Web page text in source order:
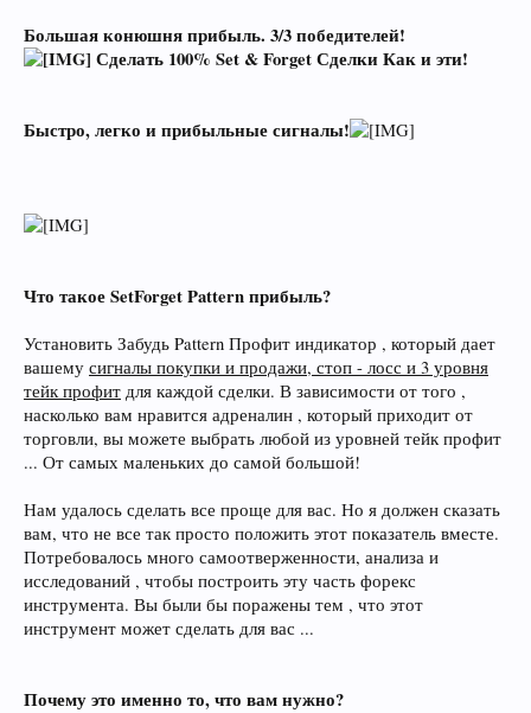
Большая конюшня прибыль. 3/3 победителей!
Сделать 100% Set & Forget Сделки Как и эти!
Быстро, легко и прибыльные сигналы!
Что такое SetForget Pattern прибыль?
Установить Забудь Pattern Профит индикатор , который дает
вашему сигналы покупки и продажи, стоп - лосс и 3 уровня
тейк профит для каждой сделки. В зависимости от того ,
насколько вам нравится адреналин , который приходит от
торговли, вы можете выбрать любой из уровней тейк профит
... От самых маленьких до самой большой!
Нам удалось сделать все проще для вас. Но я должен сказать
вам, что не все так просто положить этот показатель вместе.
Потребовалось много самоотверженности, анализа и
исследований , чтобы построить эту часть форекс
инструмента. Вы были бы поражены тем , что этот
инструмент может сделать для вас ...
Почему это именно то, что вам нужно?